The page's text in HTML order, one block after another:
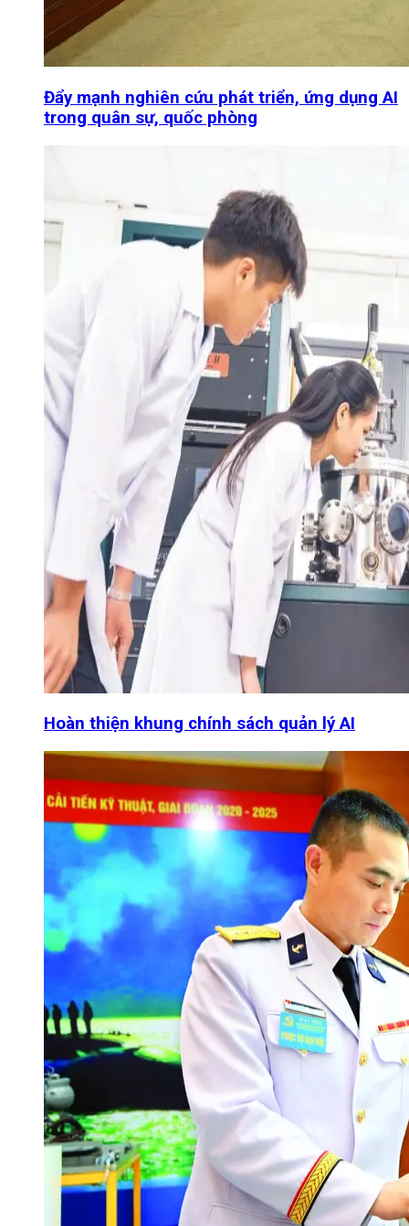
Đẩy mạnh nghiên cứu phát triển, ứng dụng AI
trong quân sự, quốc phòng
Hoàn thiện khung chính sách quản lý AI